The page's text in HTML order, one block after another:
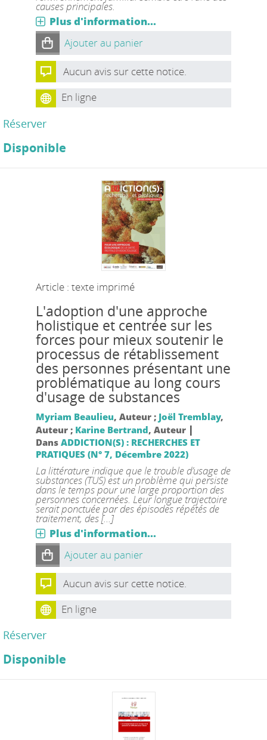
causes principales.
Plus d'information...
Ajouter au panier
Aucun avis sur cette notice.
En ligne
Réserver
Disponible
Article : texte imprimé
L'adoption d'une approche
holistique et centrée sur les
forces pour mieux soutenir le
processus de rétablissement
des personnes présentant une
problématique au long cours
d'usage de substances
Myriam Beaulieu, Auteur ; Joël Tremblay,
Auteur ; Karine Bertrand, Auteur |
Dans ADDICTION(S) : RECHERCHES ET
PRATIQUES (N° 7, Décembre 2022)
La littérature indique que le trouble d’usage de
substances (TUS) est un problème qui persiste
dans le temps pour une large proportion des
personnes concernées. Leur longue trajectoire
serait ponctuée par des épisodes répétés de
traitement, des [...]
Plus d'information...
Ajouter au panier
Aucun avis sur cette notice.
En ligne
Réserver
Disponible